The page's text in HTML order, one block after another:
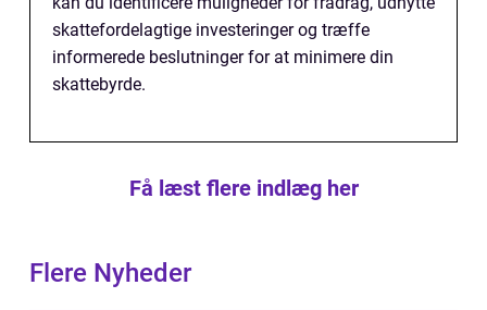
skattefordelagtige investeringer og træffe
informerede beslutninger for at minimere din
skattebyrde.
Få læst flere indlæg her
Flere Nyheder